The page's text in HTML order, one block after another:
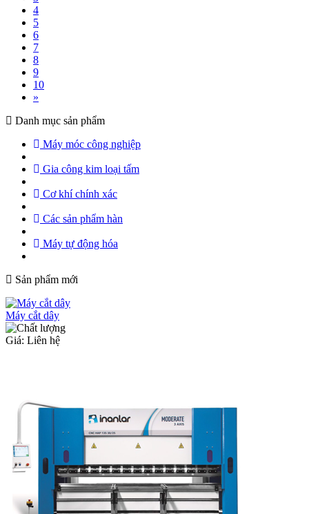
4
5
6
7
8
9
10
»
Danh mục sản phẩm
Máy móc công nghiệp
Gia công kim loại tấm
Cơ khí chính xác
Các sản phẩm hàn
Máy tự động hóa
Sản phẩm mới
Máy cắt dây
Giá: Liên hệ